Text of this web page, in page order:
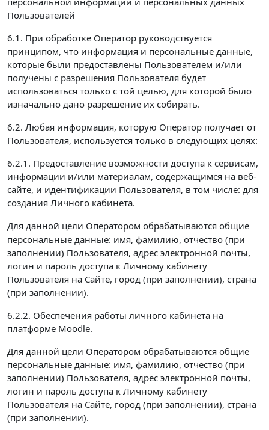
Пользователей
6.1. При обработке Оператор руководствуется
принципом, что информация и персональные данные,
которые были предоставлены Пользователем и/или
получены с разрешения Пользователя будет
использоваться только с той целью, для которой было
изначально дано разрешение их собирать.
6.2. Любая информация, которую Оператор получает от
Пользователя, используется только в следующих целях:
6.2.1. Предоставление возможности доступа к сервисам,
информации и/или материалам, содержащимся на веб-
сайте, и идентификации Пользователя, в том числе: для
создания Личного кабинета.
Для данной цели Оператором обрабатываются общие
персональные данные: имя, фамилию, отчество (при
заполнении) Пользователя, адрес электронной почты,
логин и пароль доступа к Личному кабинету
Пользователя на Сайте, город (при заполнении), страна
(при заполнении).
6.2.2. Обеспечения работы личного кабинета на
платформе Moodle.
Для данной цели Оператором обрабатываются общие
персональные данные: имя, фамилию, отчество (при
заполнении) Пользователя, адрес электронной почты,
логин и пароль доступа к Личному кабинету
Пользователя на Сайте, город (при заполнении), страна
(при заполнении).